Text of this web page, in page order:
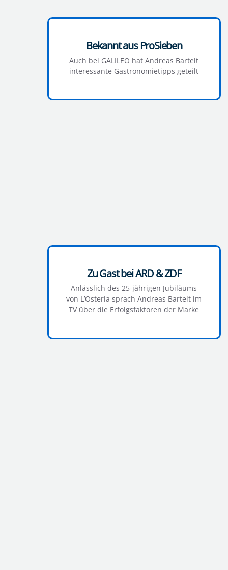
Bekannt aus ProSieben
Auch bei GALILEO hat Andreas Bartelt
interessante Gastronomietipps geteilt
Zu Gast bei ARD & ZDF
Anlässlich des 25-jährigen Jubiläums
von L’Osteria sprach Andreas Bartelt im
TV über die Erfolgsfaktoren der Marke